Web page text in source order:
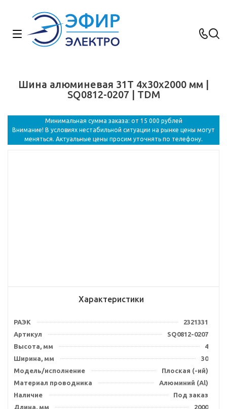
Шина алюминевая 31Т 4х30х2000 мм |
SQ0812-0207 | TDM
Минимальная сумма заказа: от 15 000 рублей
Внимание! В условиях нестабильной ситуации на рынке цены могут
меняться. Актуальные цены просим уточнять по телефону.
Характеристики
РАЭК
2321331
Артикул
SQ0812-0207
Высота, мм
4
Ширина, мм
30
Модель/исполнение
Плоская (-ий)
Материал проводника
Алюминий (Al)
Наличие
Под заказ
Длина, мм
2000